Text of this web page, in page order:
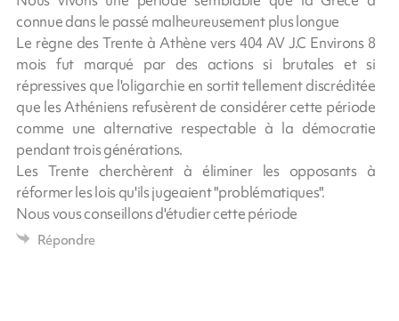
connue dans le passé malheureusement plus longue
Le règne des Trente à Athène vers 404 AV J.C Environs 8
mois fut marqué par des actions si brutales et si
répressives que l'oligarchie en sortit tellement discréditée
que les Athéniens refusèrent de considérer cette période
comme une alternative respectable à la démocratie
pendant trois générations.
Les Trente cherchèrent à éliminer les opposants à
réformer les lois qu'ils jugeaient "problématiques".
Nous vous conseillons d'étudier cette période
Répondre